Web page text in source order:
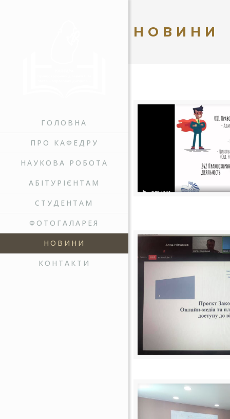
ГОЛОВНА
ПРО КАФЕДРУ
НАУКОВА РОБОТА
АБІТУРІЄНТАМ
СТУДЕНТАМ
ФОТОГАЛАРЕЯ
НОВИНИ
КОНТАКТИ
НОВИНИ